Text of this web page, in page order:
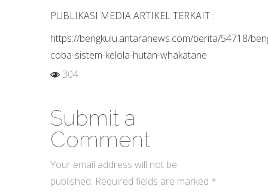
PUBLIKASI MEDIA ARTIKEL TERKAIT :
https://bengkulu.antaranews.com/berita/54718/
coba-sistem-kelola-hutan-whakatane
304
Submit a
Comment
Your email address will not be
published. Required fields are marked *